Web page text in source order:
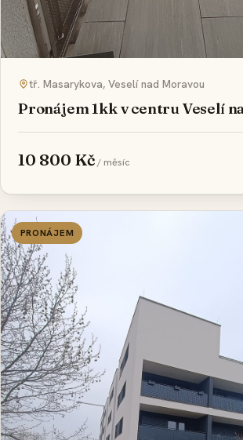
tř. Masarykova, Veselí nad Moravou
Pronájem 1kk v centru Veselí
10 800 Kč/ měsíc
PRONÁJEM